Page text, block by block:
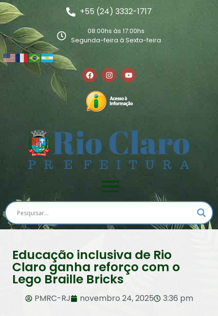
+55 (24) 3332-1717
08:00hs às 17:00hs
Segunda-feira à Sexta-feira
Educação inclusiva de Rio
Claro ganha reforço com o
Lego Braille Bricks
PMRC-RJ novembro 24, 2025 3:36 pm